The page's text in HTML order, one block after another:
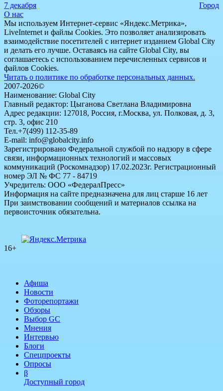
7 декабря
Город
О нас
Мы используем Интернет-сервис «Яндекс.Метрика»,
LiveInternet и файлы Cookies. Это позволяет анализировать
взаимодействие посетителей с интернет изданием Global City
и делать его лучше. Оставаясь на сайте Global City, вы
соглашаетесь с использованием перечисленных сервисов и
файлов Cookies.
Читать о политике по обработке персональных данных.
2007-2026©
Наименование: Global City
Главный редактор: Цыганова Светлана Владимировна
Адрес редакции: 127018, Россия, г.Москва, ул. Полковая, д. 3,
стр. 3, офис 210
Тел.+7(499) 112-35-89
E-mail: info@globalcity.info
Зарегистрировано Федеральной службой по надзору в сфере
связи, информационных технологий и массовых
коммуникаций (Роскомнадзор) 17.02.2023г. Регистрационный
номер ЭЛ № ФС 77 - 84719
Учредитель: ООО «ФедералПресс»
Информация на сайте предназначена для лиц старше 16 лет
При заимствовании сообщений и материалов ссылка на
первоисточник обязательна.
16+
Афиша
Новости
Фоторепортажи
Обзоры
Выбор GC
Мнения
Интервью
Блоги
Спецпроекты
Опросы
β
Доступный город